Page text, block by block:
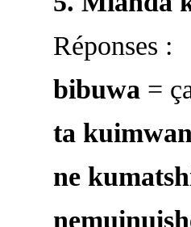
Réponses :
bibuwa=
ta
ne